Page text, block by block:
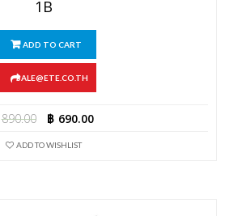
1B
ADD TO CART
SALE@ETE.CO.TH
890.00 ฿ 690.00
ADD TO WISHLIST